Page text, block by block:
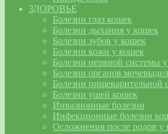
ЗДОРОВЬЕ
Болезни глаз кошек
Болезни дыхания у кошек
Болезни зубов у кошек
Болезни кожи у кошек
Болезни нервной системы
Болезни органов
Болезни пищеварительной
Болезни ушей кошек
Инвазионные болезни
Инфекционные болезни
Осложнения после родов у